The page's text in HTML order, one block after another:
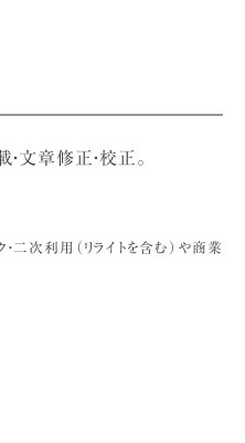
文章修正・校正。
二次利用（リライトを含む）や商業